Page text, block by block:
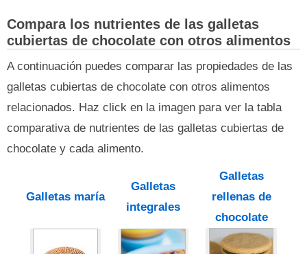
Compara los nutrientes de las galletas
cubiertas de chocolate con otros alimentos
A continuación puedes comparar las propiedades de las
galletas cubiertas de chocolate con otros alimentos
relacionados. Haz click en la imagen para ver la tabla
comparativa de nutrientes de las galletas cubiertas de
chocolate y cada alimento.
Galletas maría
Galletas
integrales
Galletas
rellenas de
chocolate